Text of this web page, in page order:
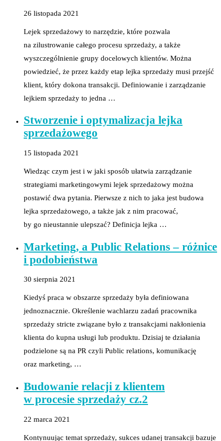
26 listopada 2021
Lejek sprzedażowy to narzędzie, które pozwala
na zilustrowanie całego procesu sprzedaży, a także
wyszczególnienie grupy docelowych klientów. Można
powiedzieć, że przez każdy etap lejka sprzedaży musi przejść
klient, który dokona transakcji. Definiowanie i zarządzanie
lejkiem sprzedaży to jedna …
Stworzenie i optymalizacja lejka
sprzedażowego
15 listopada 2021
Wiedząc czym jest i w jaki sposób ułatwia zarządzanie
strategiami marketingowymi lejek sprzedażowy można
postawić dwa pytania. Pierwsze z nich to jaka jest budowa
lejka sprzedażowego, a także jak z nim pracować,
by go nieustannie ulepszać? Definicja lejka …
Marketing, a Public Relations – różnice
i podobieństwa
30 sierpnia 2021
Kiedyś praca w obszarze sprzedaży była definiowana
jednoznacznie. Określenie wachlarzu zadań pracownika
sprzedaży stricte związane było z transakcjami nakłonienia
klienta do kupna usługi lub produktu. Dzisiaj te działania
podzielone są na PR czyli Public relations, komunikację
oraz marketing, …
Budowanie relacji z klientem
w procesie sprzedaży cz.2
22 marca 2021
Kontynuując temat sprzedaży, sukces udanej transakcji bazuje